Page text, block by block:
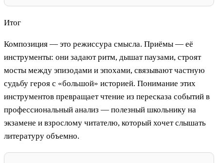
Итог
Композиция — это режиссура смысла. Приёмы — её
инструменты: они задают ритм, дышат паузами, строят
мосты между эпизодами и эпохами, связывают частную
судьбу героя с «большой» историей. Понимание этих
инструментов превращает чтение из пересказа событий в
профессиональный анализ — полезный школьнику на
экзамене и взрослому читателю, который хочет слышать
литературу объемно.